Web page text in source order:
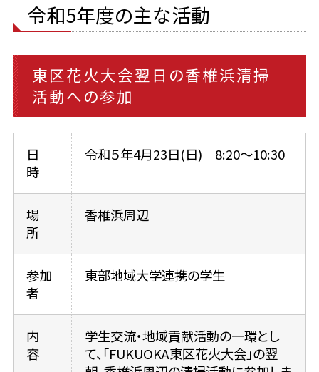
令和5年度の主な活動
東区花火大会翌日の香椎浜清掃
活動への参加
日
時
令和５年4月23日(日) 8:20～10:30
場
所
香椎浜周辺
参加
者
東部地域大学連携の学生
内
容
学生交流・地域貢献活動の一環とし
て、「FUKUOKA東区花火大会」の翌